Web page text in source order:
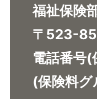
福祉保険
〒523-
電話番号
(保険料